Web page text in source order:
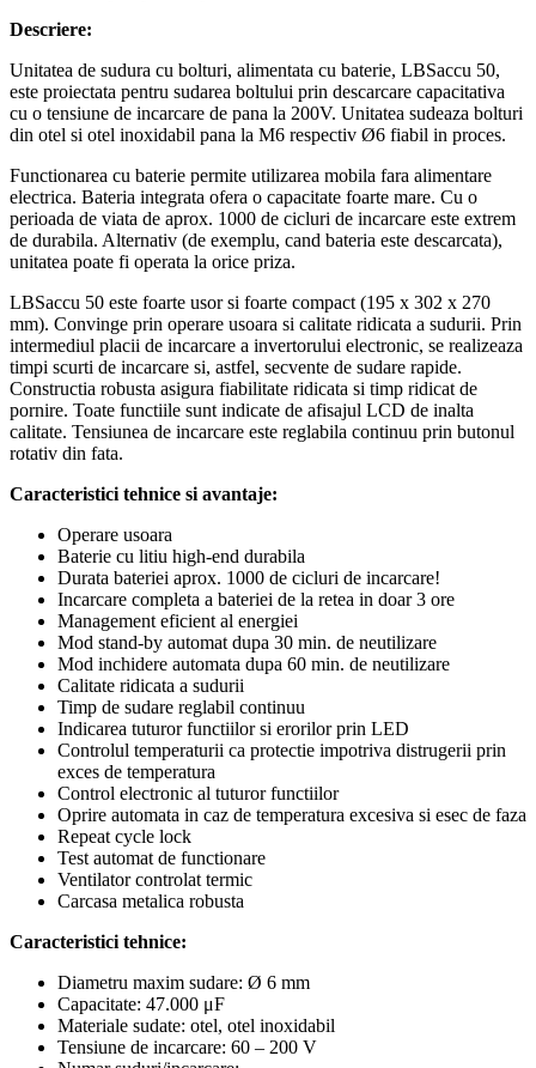
Descriere:
Unitatea de sudura cu bolturi, alimentata cu baterie, LBSaccu 50,
este proiectata pentru sudarea boltului prin descarcare capacitativa
cu o tensiune de incarcare de pana la 200V. Unitatea sudeaza bolturi
din otel si otel inoxidabil pana la M6 respectiv Ø6 fiabil in proces.
Functionarea cu baterie permite utilizarea mobila fara alimentare
electrica. Bateria integrata ofera o capacitate foarte mare. Cu o
perioada de viata de aprox. 1000 de cicluri de incarcare este extrem
de durabila. Alternativ (de exemplu, cand bateria este descarcata),
unitatea poate fi operata la orice priza.
LBSaccu 50 este foarte usor si foarte compact (195 x 302 x 270
mm). Convinge prin operare usoara si calitate ridicata a sudurii. Prin
intermediul placii de incarcare a invertorului electronic, se realizeaza
timpi scurti de incarcare si, astfel, secvente de sudare rapide.
Constructia robusta asigura fiabilitate ridicata si timp ridicat de
pornire. Toate functiile sunt indicate de afisajul LCD de inalta
calitate. Tensiunea de incarcare este reglabila continuu prin butonul
rotativ din fata.
Caracteristici tehnice si avantaje:
Operare usoara
Baterie cu litiu high-end durabila
Durata bateriei aprox. 1000 de cicluri de incarcare!
Incarcare completa a bateriei de la retea in doar 3 ore
Management eficient al energiei
Mod stand-by automat dupa 30 min. de neutilizare
Mod inchidere automata dupa 60 min. de neutilizare
Calitate ridicata a sudurii
Timp de sudare reglabil continuu
Indicarea tuturor functiilor si erorilor prin LED
Controlul temperaturii ca protectie impotriva distrugerii prin
exces de temperatura
Control electronic al tuturor functiilor
Oprire automata in caz de temperatura excesiva si esec de faza
Repeat cycle lock
Test automat de functionare
Ventilator controlat termic
Carcasa metalica robusta
Caracteristici tehnice:
Diametru maxim sudare: Ø 6 mm
Capacitate: 47.000 μF
Materiale sudate: otel, otel inoxidabil
Tensiune de incarcare: 60 – 200 V